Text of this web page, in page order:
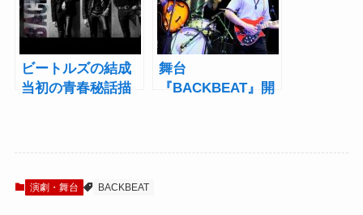
出した」
ビートルズの結成
当初の青春秘話描
舞台
『BACKBEAT』開
演劇・舞台 BACKBEAT